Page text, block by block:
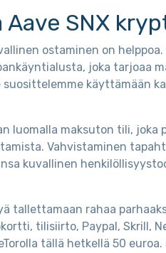
Aave SNX
ostaminen on
joka tarjoaa
käyttämään
luomalla maksuton tili, joka
Vahvistaminen
kuvallinen
tallettamaan rahaa
tilisiirto, Paypal, Skrill,
tällä hetkellä 50